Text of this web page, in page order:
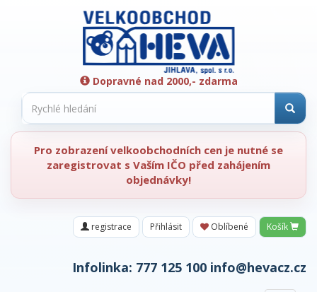
Dopravné nad 2000,- zdarma
Pro zobrazení velkoobchodních cen je nutné se
zaregistrovat s Vaším IČO před zahájením
objednávky!
registrace Přihlásit Oblíbené Košík
Infolinka: 777 125 100 info@hevacz.cz